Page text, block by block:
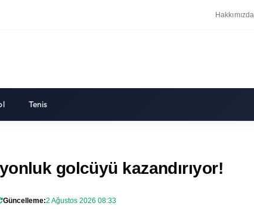
Hakkımızda
Tenis
golcüyü kazandırıyor!
Güncelleme:2 Ağustos 2026 08:33